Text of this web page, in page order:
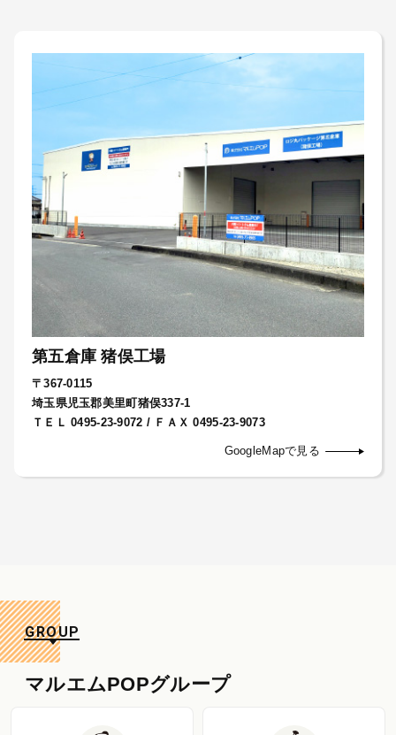
第五倉庫 猪俣工場
〒367-0115
埼玉県児玉郡美里町猪俣337-1
ＴＥＬ 0495-23-9072 / ＦＡＸ 0495-23-9073
GoogleMapで見る
GROUP
マルエムPOPグループ